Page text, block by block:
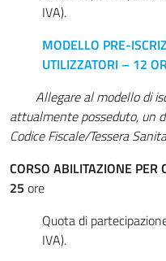
IVA).
MODELLO PRE-
UTILIZZATORI – 12
Allegare al modello di
attualmente posseduto, un
Codice Fiscale/Tessera
CORSO ABILITAZIONE PER
25 ore
Quota di
IVA).